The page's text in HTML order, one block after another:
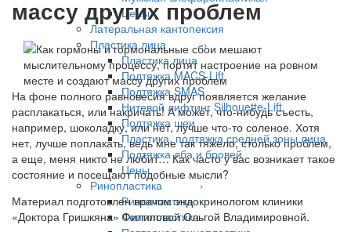
Цены
Латеральная кантопексия
Пластика лица ›
Пластика лица
Подтяжка MACS-Lift
Подтяжка SMAS
Нитевой лифтинг Silhouette-Lift
Подтяжка шеи
Пластика, подтяжка средней зоны лица
Подтяжка лба и бровей
Цены
Ринопластика ›
Ринопластика
Септопластика
массу других проблем
На фоне полного равновесия вдруг появляется желание
расплакаться, или накричать! А может, что-нибудь съесть,
например, шоколадку, или нет, лучше что-то соленое. Хотя
нет, лучше поплакать, ведь мне так тяжело, столько проблем,
а еще, меня никто не любит… Как часто у вас возникает такое
состояние и посещают подобные мысли?
Материал подготовлен врачом эндокринологом клиники
«Доктора Гришкяна» Филиповой Ольгой Владимировной.